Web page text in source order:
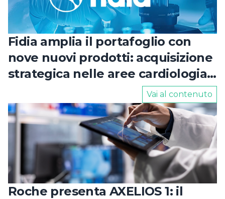
Fidia amplia il portafoglio con
nove nuovi prodotti: acquisizione
strategica nelle aree cardiologia
Vai al contenuto
Roche presenta AXELIOS 1: il